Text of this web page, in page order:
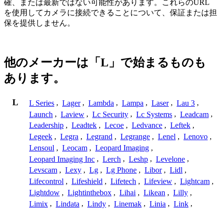
確、または最新ではない可能性があります。これらのURL
を使用してカメラに接続できることについて、保証または担
保を提供しません。
他のメーカーは「L」で始まるものも
あります。
L L Series , Lager , Lambda , Lampa , Laser , Lau 3 ,
Launch , Laview , Lc Security , Lc Systems , Leadcam ,
Leadership , Leadtek , Lecoe , Ledvance , Leftek ,
Legeek , Legra , Legrand , Legrange , Lenel , Lenovo ,
Lensoul , Leocam , Leopard Imaging ,
Leopard Imaging Inc , Lerch , Leshp , Levelone ,
Levscam , Lexy , Lg , Lg Phone , Libor , Lidl ,
Lifecontrol , Lifeshield , Lifetech , Lifeview , Lightcam ,
Lightdow , Lightinthebox , Lihai , Likean , Lilly ,
Limix , Lindata , Lindy , Linemak , Linia , Link ,